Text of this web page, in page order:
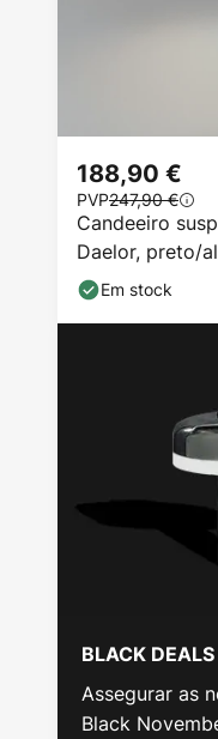
Candeeiro
Daelor, preto/
regulável
188,90 €
PVP247,90 €
Em stock
BLACK DEALS
Assegurar as
Black